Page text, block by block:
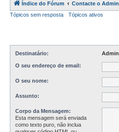
Índice do Fórum
Contacte o
Tópicos sem resposta
Tópicos ativos
Destinatário:
O seu endereço de email:
O seu nome:
Assunto:
Corpo da Mensagem:
Esta mensagem será enviada
como texto puro, não inclua